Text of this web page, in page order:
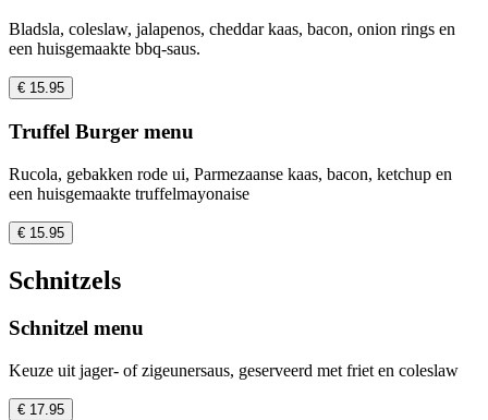
Bladsla, coleslaw, jalapenos, cheddar kaas, bacon, onion rings en
een huisgemaakte bbq-saus.
€ 15.95
Truffel Burger menu
Rucola, gebakken rode ui, Parmezaanse kaas, bacon, ketchup en
een huisgemaakte truffelmayonaise
€ 15.95
Schnitzels
Schnitzel menu
Keuze uit jager- of zigeunersaus, geserveerd met friet en coleslaw
€ 17.95